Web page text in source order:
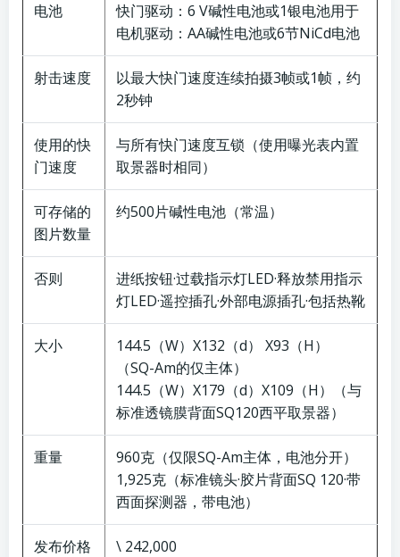
电池
快门驱动：6 V碱性电池或1银电池用于
电机驱动：AA碱性电池或6节NiCd电池
射击速度
以最大快门速度连续拍摄3帧或1帧，约
2秒钟
使用的快
门速度
与所有快门速度互锁（使用曝光表内置
取景器时相同）
可存储的
图片数量
约500片碱性电池（常温）
否则
进纸按钮·过载指示灯LED·释放禁用指示
灯LED·遥控插孔·外部电源插孔·包括热靴
大小
144.5（W）X132（d） X93（H）
（SQ-Am的仅主体）
144.5（W）X179（d）X109（H）（与
标准透镜膜背面SQ120西平取景器）
重量
960克（仅限SQ-Am主体，电池分开）
1,925克（标准镜头·胶片背面SQ 120·带
西面探测器，带电池）
发布价格 \ 242,000